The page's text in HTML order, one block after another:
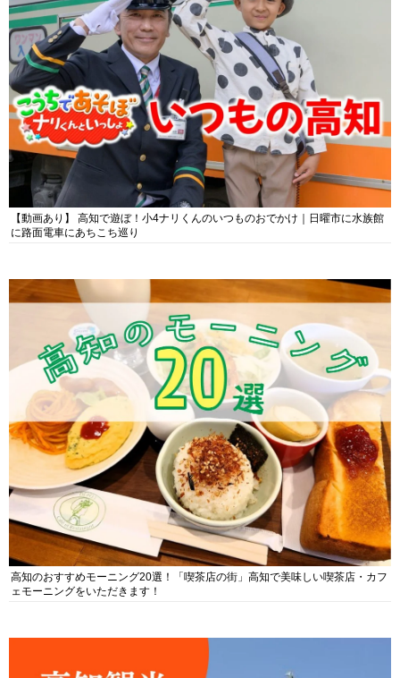
【動画あり】 高知で遊ぼ！小4ナリくんのいつものおでかけ｜日曜市に水族館
に路面電車にあちこち巡り
高知のおすすめモーニング20選！「喫茶店の街」高知で美味しい喫茶店・カフ
ェモーニングをいただきます！